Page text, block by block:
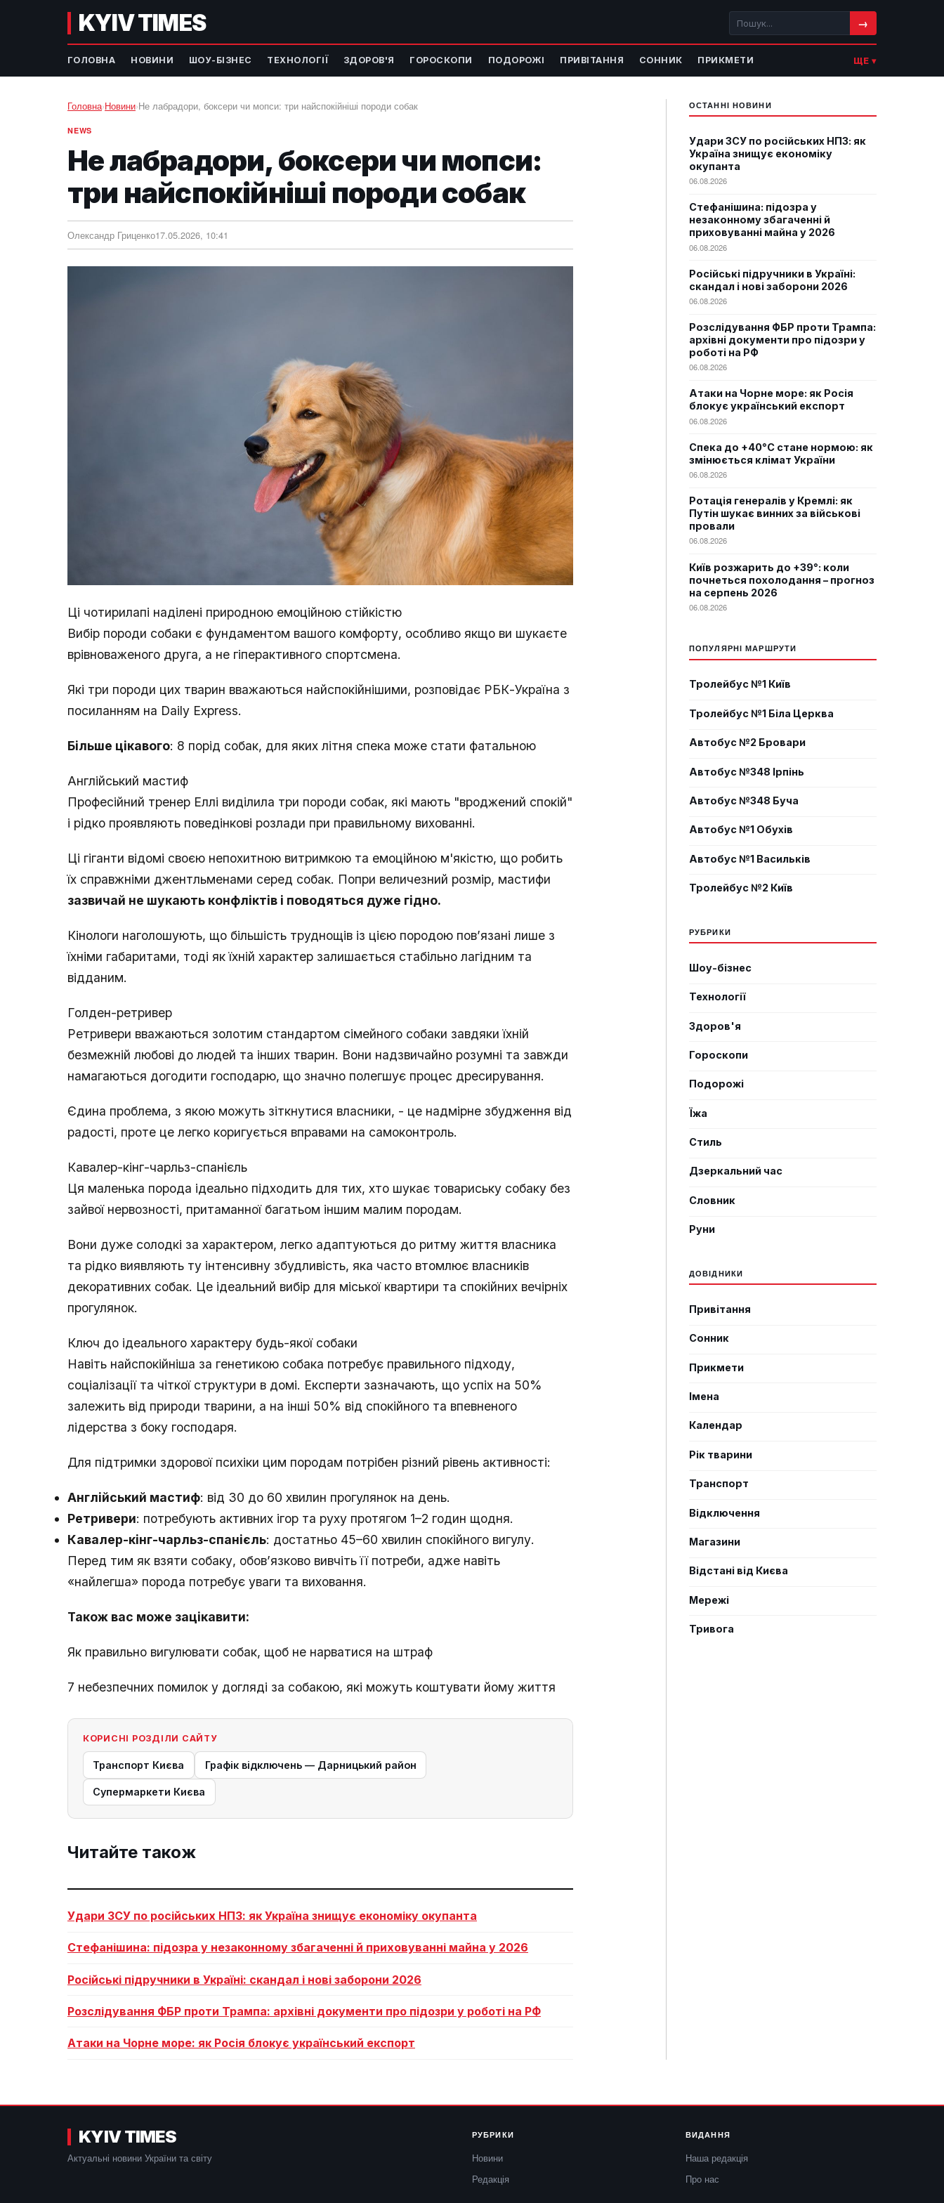
KYIV TIMES →
ГОЛОВНА НОВИНИ ШОУ-БІЗНЕС ТЕХНОЛОГІЇ ЗДОРОВ'Я ГОРОСКОПИ ПОДОРОЖІ ПРИВІТАННЯ СОННИК ПРИКМЕТИ ЩЕ ▾
Головна›Новини›Не лабрадори, боксери чи мопси: три найспокійніші породи собак
NEWS
Не лабрадори, боксери чи мопси:
три найспокійніші породи собак
Олександр Гриценко17.05.2026, 10:41
Ці чотирилапі наділені природною емоційною стійкістю
Вибір породи собаки є фундаментом вашого комфорту, особливо якщо ви шукаєте
врівноваженого друга, а не гіперактивного спортсмена.
Які три породи цих тварин вважаються найспокійнішими, розповідає РБК-Україна з
посиланням на Daily Express.
Більше цікавого: 8 порід собак, для яких літня спека може стати фатальною
Англійський мастиф
Професійний тренер Еллі виділила три породи собак, які мають "вроджений спокій"
і рідко проявляють поведінкові розлади при правильному вихованні.
Ці гіганти відомі своєю непохитною витримкою та емоційною м'якістю, що робить
їх справжніми джентльменами серед собак. Попри величезний розмір, мастифи
зазвичай не шукають конфліктів і поводяться дуже гідно.
Кінологи наголошують, що більшість труднощів із цією породою пов’язані лише з
їхніми габаритами, тоді як їхній характер залишається стабільно лагідним та
відданим.
Голден-ретривер
Ретривери вважаються золотим стандартом сімейного собаки завдяки їхній
безмежній любові до людей та інших тварин. Вони надзвичайно розумні та завжди
намагаються догодити господарю, що значно полегшує процес дресирування.
Єдина проблема, з якою можуть зіткнутися власники, - це надмірне збудження від
радості, проте це легко коригується вправами на самоконтроль.
Кавалер-кінг-чарльз-спанієль
Ця маленька порода ідеально підходить для тих, хто шукає товариську собаку без
зайвої нервозності, притаманної багатьом іншим малим породам.
Вони дуже солодкі за характером, легко адаптуються до ритму життя власника
та рідко виявляють ту інтенсивну збудливість, яка часто втомлює власників
декоративних собак. Це ідеальний вибір для міської квартири та спокійних вечірніх
прогулянок.
Ключ до ідеального характеру будь-якої собаки
Навіть найспокійніша за генетикою собака потребує правильного підходу,
соціалізації та чіткої структури в домі. Експерти зазначають, що успіх на 50%
залежить від природи тварини, а на інші 50% від спокійного та впевненого
лідерства з боку господаря.
Для підтримки здорової психіки цим породам потрібен різний рівень активності:
Англійський мастиф: від 30 до 60 хвилин прогулянок на день.
Ретривери: потребують активних ігор та руху протягом 1–2 годин щодня.
Кавалер-кінг-чарльз-спанієль: достатньо 45–60 хвилин спокійного вигулу.
Перед тим як взяти собаку, обов’язково вивчіть її потреби, адже навіть
«найлегша» порода потребує уваги та виховання.
Також вас може зацікавити:
Як правильно вигулювати собак, щоб не нарватися на штраф
7 небезпечних помилок у догляді за собакою, які можуть коштувати йому життя
КОРИСНІ РОЗДІЛИ САЙТУ
Транспорт Києва Графік відключень — Дарницький район
Супермаркети Києва
Читайте також
Удари ЗСУ по російських НПЗ: як Україна знищує економіку окупанта
Стефанішина: підозра у незаконному збагаченні й приховуванні майна у 2026
Російські підручники в Україні: скандал і нові заборони 2026
Розслідування ФБР проти Трампа: архівні документи про підозри у роботі на РФ
Атаки на Чорне море: як Росія блокує український експорт
ОСТАННІ НОВИНИ
Удари ЗСУ по російських НПЗ: як
Україна знищує економіку
окупанта
06.08.2026
Стефанішина: підозра у
незаконному збагаченні й
приховуванні майна у 2026
06.08.2026
Російські підручники в Україні:
скандал і нові заборони 2026
06.08.2026
Розслідування ФБР проти Трампа:
архівні документи про підозри у
роботі на РФ
06.08.2026
Атаки на Чорне море: як Росія
блокує український експорт
06.08.2026
Спека до +40°C стане нормою: як
змінюється клімат України
06.08.2026
Ротація генералів у Кремлі: як
Путін шукає винних за військові
провали
06.08.2026
Київ розжарить до +39°: коли
почнеться похолодання – прогноз
на серпень 2026
06.08.2026
ПОПУЛЯРНІ МАРШРУТИ
Тролейбус №1 Київ
Тролейбус №1 Біла Церква
Автобус №2 Бровари
Автобус №348 Ірпінь
Автобус №348 Буча
Автобус №1 Обухів
Автобус №1 Васильків
Тролейбус №2 Київ
РУБРИКИ
Шоу-бізнес
Технології
Здоров'я
Гороскопи
Подорожі
Їжа
Стиль
Дзеркальний час
Словник
Руни
ДОВІДНИКИ
Привітання
Сонник
Прикмети
Імена
Календар
Рік тварини
Транспорт
Відключення
Магазини
Відстані від Києва
Мережі
Тривога
KYIV TIMES
Актуальні новини України та світу
РУБРИКИ
Новини
Редакція
ВИДАННЯ
Наша редакція
Про нас